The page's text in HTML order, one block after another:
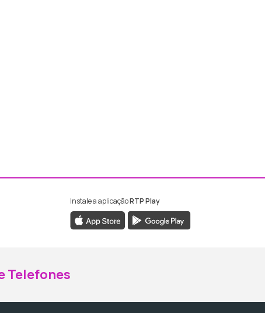
da RTP Madeira
da RTP Madeira
Instale a aplicaçãoRTP Play
Telefones